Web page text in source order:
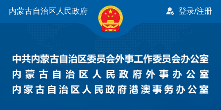
内蒙古自治区人民政府 登录/注册